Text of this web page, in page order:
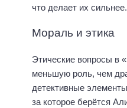
что делает их сильнее.
Мораль и этика
Этические вопросы в
меньшую роль, чем
детективные
за которое берётся